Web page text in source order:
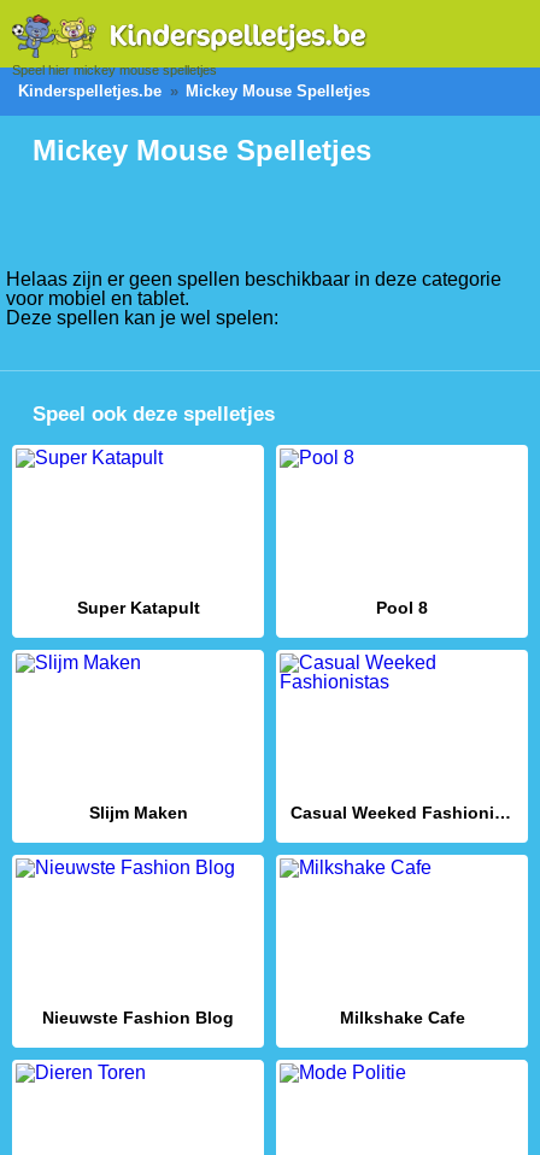
Speel hier mickey mouse spelletjes
Kinderspelletjes.be Mickey Mouse Spelletjes
Mickey Mouse Spelletjes
Helaas zijn er geen spellen beschikbaar in deze categorie
voor mobiel en tablet.
Deze spellen kan je wel spelen:
Speel ook deze spelletjes
Super Katapult Pool 8
Slijm Maken Casual Weeked Fashionistas
Nieuwste Fashion Blog Milkshake Cafe